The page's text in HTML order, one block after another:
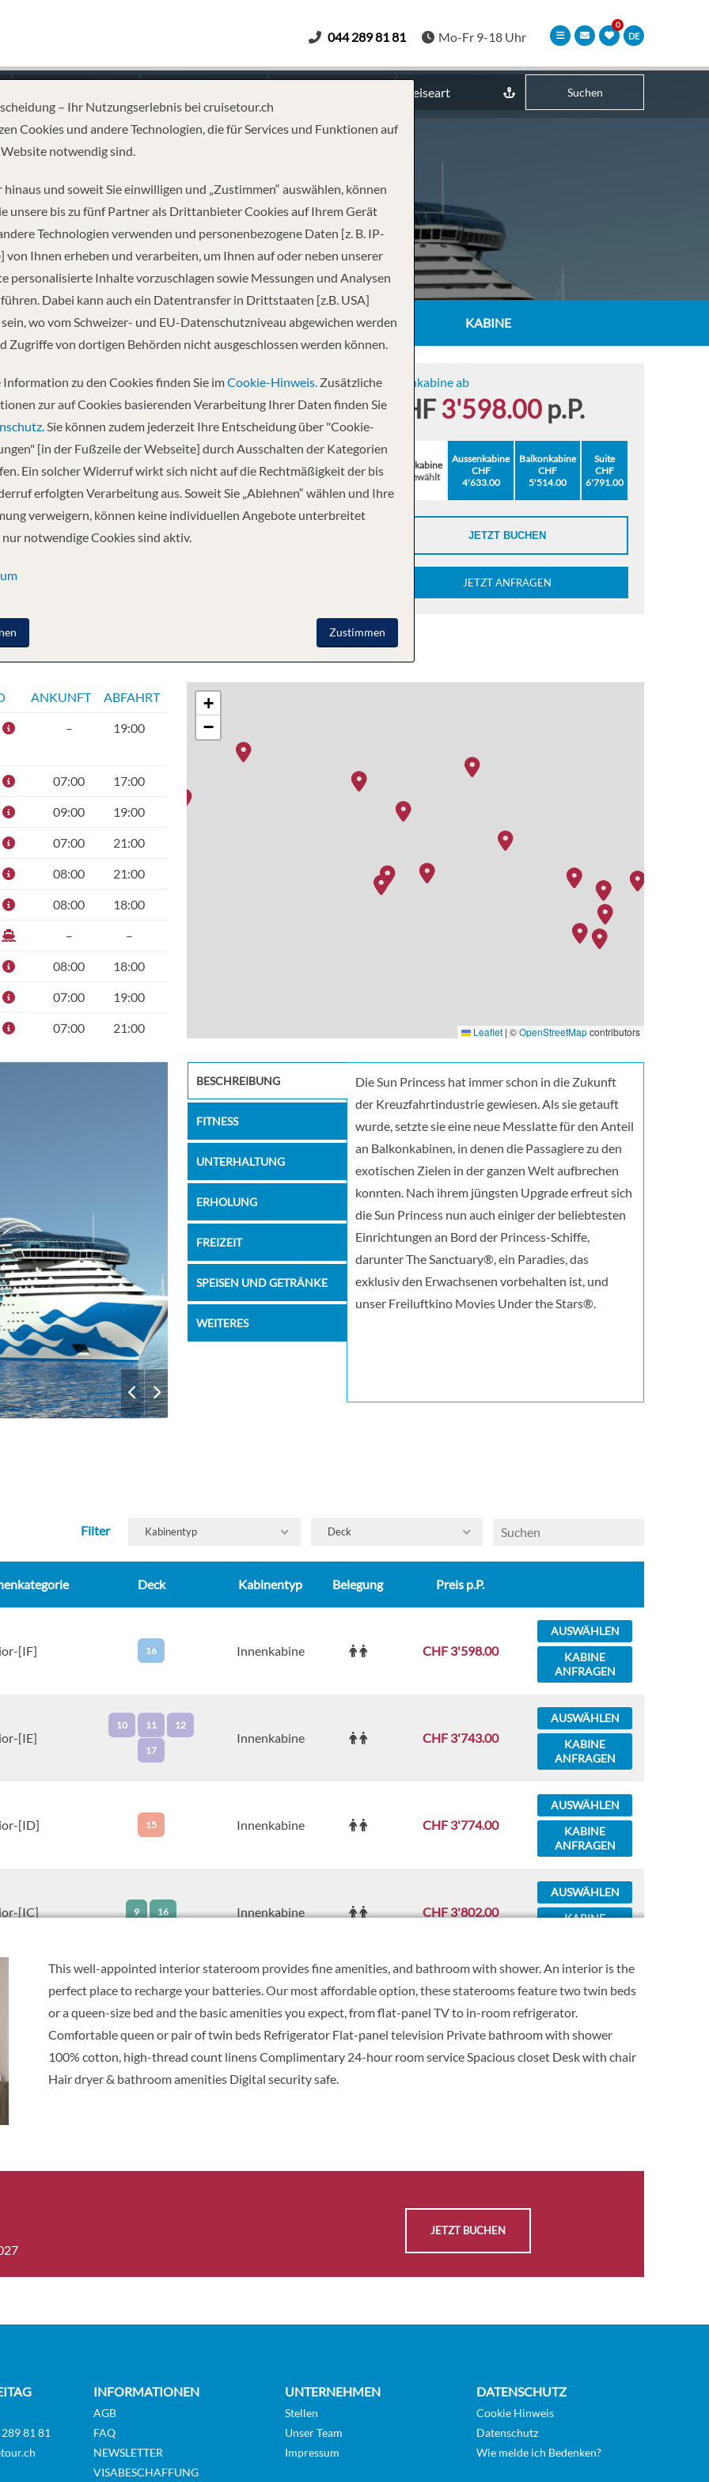
DE
044 289 81 81 Mo-Fr 9-18 Uhr
Reiseart Suchen
REISEINFORMATIONEN KABINE
04.07.2027
Kusadasi (Ephesus) - Santorin - Mykonos - Chania -
Mehr
Innenkabine ab
CHF3'598.00 p.P.
Innenkabine
ausgewählt
Aussenkabine
CHF
4'633.00
Balkonkabine
CHF
5'514.00
Suite
CHF
6'791.00
JETZT BUCHEN
JETZT ANFRAGEN
ANKUNFT ABFAHRT
– 19:00
07:00 17:00
09:00 19:00
07:00 21:00
08:00 21:00
08:00 18:00
– –
08:00 18:00
07:00 19:00
07:00 21:00
– –
07:00 16:00
– –
08:00 18:00
09:00 19:00
07:00 21:00
06:00 19:00
07:00 21:00
21:00
16:00
–
+
−
Leaflet | ©OpenStreetMapcontributors
BESCHREIBUNG
FITNESS
UNTERHALTUNG
ERHOLUNG
FREIZEIT
SPEISEN UND GETRÄNKE
WEITERES
Die Sun Princess hat immer schon in die Zukunft
der Kreuzfahrtindustrie gewiesen. Als sie getauft
wurde, setzte sie eine neue Messlatte für den Anteil
an Balkonkabinen, in denen die Passagiere zu den
exotischen Zielen in der ganzen Welt aufbrechen
konnten. Nach ihrem jüngsten Upgrade erfreut sich
die Sun Princess nun auch einiger der beliebtesten
Einrichtungen an Bord der Princess-Schiffe,
darunter The Sanctuary®, ein Paradies, das
exklusiv den Erwachsenen vorbehalten ist, und
unser Freiluftkino Movies Under the Stars®.
Filter Kabinentyp Deck
Deck Kabinentyp Belegung Preis p.P.
[IF] 16 Innenkabine CHF 3'598.00
AUSWÄHLEN
KABINE
ANFRAGEN
[IE]
10 11 12
17
Innenkabine CHF 3'743.00
AUSWÄHLEN
KABINE
ANFRAGEN
[ID] 15 Innenkabine CHF 3'774.00
AUSWÄHLEN
KABINE
ANFRAGEN
[IC] 9 16 Innenkabine CHF 3'802.00
AUSWÄHLEN
KABINE
14 6
Innenkabine CHF 3'832.00
AUSWÄHLEN
KABINE
[IA]
10 11 12
Ocean
KABINE
Balcony-
6 Balkonkabine CHF 5'514.00
KABINE
This well-appointed interior stateroom provides fine amenities, and bathroom with shower. An interior is the
perfect place to recharge your batteries. Our most affordable option, these staterooms feature two twin beds
or a queen-size bed and the basic amenities you expect, from flat-panel TV to in-room refrigerator.
Comfortable queen or pair of twin beds Refrigerator Flat-panel television Private bathroom with shower
100% cotton, high-thread count linens Complimentary 24-hour room service Spacious closet Desk with chair
Hair dryer & bathroom amenities Digital security safe.
JETZT BUCHEN
81 81
INFORMATIONEN
AGB
FAQ
NEWSLETTER
VISABESCHAFFUNG
UNTERNEHMEN
Stellen
Unser Team
Impressum
DATENSCHUTZ
Cookie Hinweis
Datenschutz
Wie melde ich Bedenken?
– Ihr Nutzungserlebnis bei cruisetour.ch
Cookies und andere Technologien, die für Services und Funktionen auf
notwendig sind.
hinaus und soweit Sie einwilligen und „Zustimmen“ auswählen, können
unsere bis zu fünf Partner als Drittanbieter Cookies auf Ihrem Gerät
Technologien verwenden und personenbezogene Daten [z. B. IP-
von Ihnen erheben und verarbeiten, um Ihnen auf oder neben unserer
personalisierte Inhalte vorzuschlagen sowie Messungen und Analysen
Dabei kann auch ein Datentransfer in Drittstaaten [z.B. USA]
wo vom Schweizer- und EU-Datenschutzniveau abgewichen werden
Zugriffe von dortigen Behörden nicht ausgeschlossen werden können.
zu den Cookies finden Sie imCookie-Hinweis. Zusätzliche
zur auf Cookies basierenden Verarbeitung Ihrer Daten finden Sie
Sie können zudem jederzeit Ihre Entscheidung über "Cookie-
[in der Fußzeile der Webseite] durch Ausschalten der Kategorien
Ein solcher Widerruf wirkt sich nicht auf die Rechtmäßigkeit der bis
erfolgten Verarbeitung aus. Soweit Sie „Ablehnen“ wählen und Ihre
verweigern, können keine individuellen Angebote unterbreitet
notwendige Cookies sind aktiv.
Zustimmen